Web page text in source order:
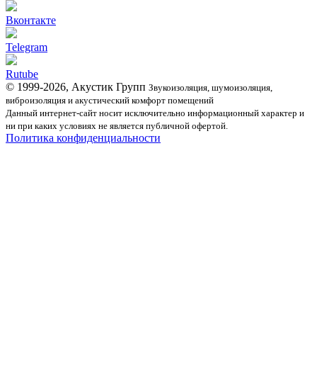
Вконтакте
Telegram
Rutube
© 1999-2026, Акустик Групп Звукоизоляция, шумоизоляция,
виброизоляция и акустический комфорт помещений
Данный интернет-сайт носит исключительно информационный характер и
ни при каких условиях не является публичной офертой.
Политика конфиденциальности